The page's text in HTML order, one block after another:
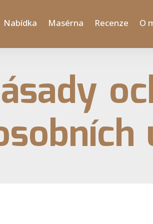
Nabídka Masérna Recenze O